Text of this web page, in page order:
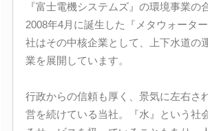
『富士電機システムズ』の環境事業の
2008年4月に誕生した『メタウォータ
社はその中核企業として、上下水道の
業を展開しています。
行政からの信頼も厚く、景気に左右さ
営を続けている当社。『水』という社